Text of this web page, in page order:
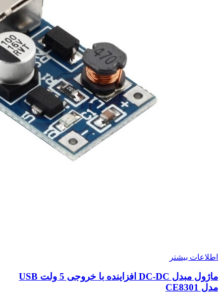
اطلاعات بیشتر
ماژول مبدل DC-DC افزاینده با خروجی 5 ولت USB
مدل CE8301